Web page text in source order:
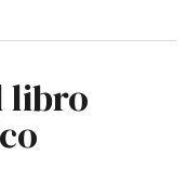
libro